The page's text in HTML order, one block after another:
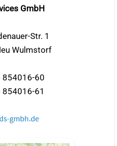
GmbH
Str. 1
Wulmstorf
854016-60
61